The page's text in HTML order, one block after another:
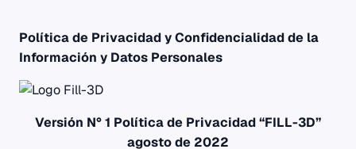
Política de Privacidad y Confidencialidad de la
Información y Datos Personales
Versión N° 1 Política de Privacidad “FILL-3D”
agosto de 2022